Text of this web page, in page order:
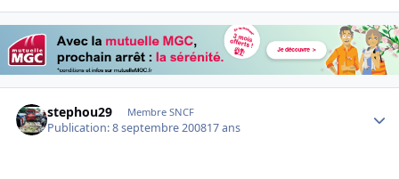
stephou29 Membre SNCF
Publication:8 septembre 200817 ans